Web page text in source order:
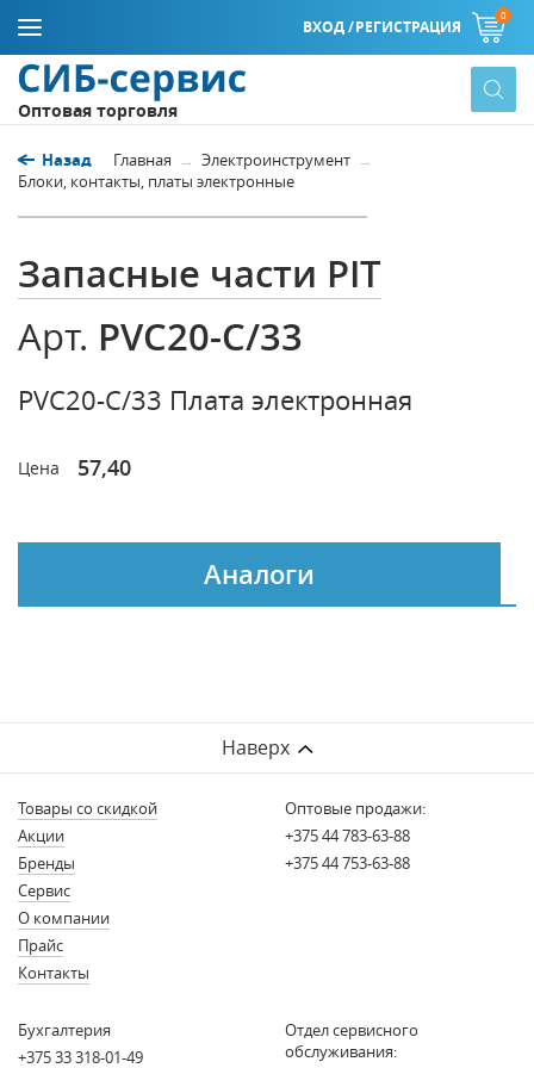
ВХОД /РЕГИСТРАЦИЯ
0
Оптовая торговля
Назад Главная
Электроинструмент
Блоки, контакты, платы электронные
Запасные части PIT
Арт. PVC20-C/33
PVC20-C/33 Плата электронная
Цена 57,40
Аналоги
Наверх
Товары со скидкой
Акции
Бренды
Сервис
О компании
Прайс
Контакты
Оптовые продажи:
+375 44 783-63-88
+375 44 753-63-88
Бухгалтерия
+375 33 318-01-49
Отдел сервисного
обслуживания: